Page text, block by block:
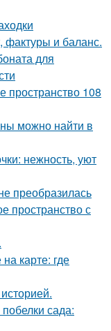
фактуры и баланс.
для
пространство 108
можно найти в
нежность, уют
преобразилась
пространство с
карте: где
сада: